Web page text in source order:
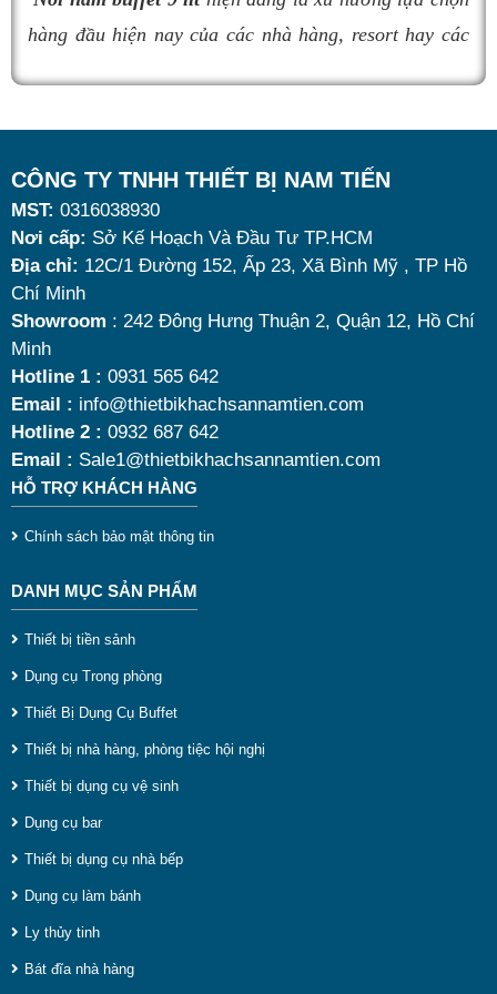
Xô đựng đá inox - Đồ dùng cần thiết cho nhà hàng
quán bar
Thố ướp rượu vang
Đường kính miệng lớn từ 35 đến 40cm cùng lúc chứa
bữa tiệc buffet dã ngoại...
hàng đầu hiện nay của các nhà hàng, resort hay các
Tuy nhiên, giữa hàng loạt mẫu mã trên thị trường,
đâu là loại phù hợp nhất? Nên chọn nồi hâm buffet
dùng điện hay dùng cồn? Cùng tìm hiểu những tiêu
chí quan trọng giúp bạn chọn được mẫu
nóng thức ăn 9 lítchất lượng, bền đẹp và tối ưu chi
phí nhất hiện nay.
CÔNG TY TNHH THIẾT BỊ NAM TIẾN
MST: 0316038930
Nơi cấp: Sở Kế Hoạch Và Đầu Tư TP.HCM
Địa chỉ: 12C/1 Đường 152, Ấp 23, Xã Bình Mỹ , TP Hồ
Chí Minh
Showroom : 242 Đông Hưng Thuận 2, Quận 12, Hồ Chí
Minh
Hotline 1 : 0931 565 642
Email : info@thietbikhachsannamtien.com
Hotline 2 : 0932 687 642
Email : Sale1@thietbikhachsannamtien.com
HỖ TRỢ KHÁCH HÀNG
Chính sách bảo mật thông tin
DANH MỤC SẢN PHẨM
Thiết bị tiền sảnh
Dụng cụ Trong phòng
Thiết Bị Dụng Cụ Buffet
Thiết bị nhà hàng, phòng tiệc hội nghị
Thiết bị dụng cụ vệ sinh
Dụng cụ bar
Thiết bị dụng cụ nhà bếp
Dụng cụ làm bánh
Ly thủy tinh
Bát đĩa nhà hàng